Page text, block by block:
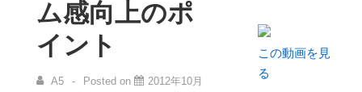
ム感向上のポ
イント
A5 Posted on
2012年10月
この動画を見
る